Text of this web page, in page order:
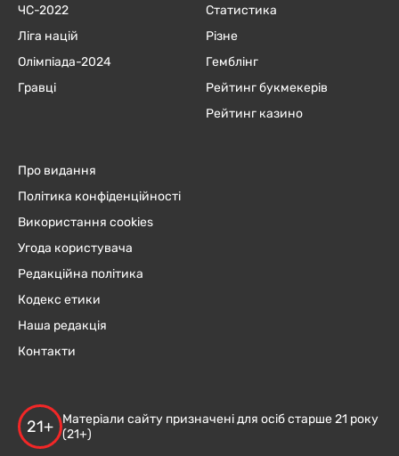
ЧC-2022
Ліга націй
Олімпіада-2024
Гравці
Статистика
Різне
Гемблінг
Рейтинг букмекерів
Рейтинг казино
Про видання
Політика конфіденційності
Використання cookies
Угода користувача
Редакційна політика
Кодекс етики
Наша редакція
Контакти
21+
Матеріали сайту призначені для осіб старше 21 року
(21+)